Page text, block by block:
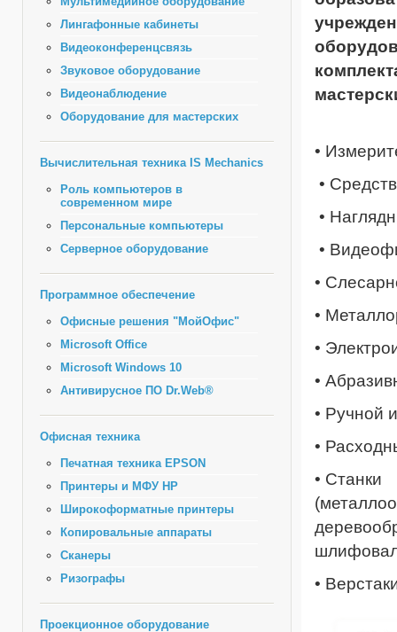
Лингафонные кабинеты
Видеоконференцсвязь
Звуковое оборудование
Видеонаблюдение
Оборудование для мастерских
Вычислительная техника IS Mechanics
Роль компьютеров в
современном мире
Персональные компьютеры
Серверное оборудование
Программное обеспечение
Офисные решения "МойОфис"
Microsoft Office
Microsoft Windows 10
Антивирусное ПО Dr.Web®
Офисная техника
Печатная техника EPSON
Принтеры и МФУ HP
Широкоформатные принтеры
Копировальные аппараты
Сканеры
Ризографы
Проекционное оборудование
•
•
•
•
•
•
•
•
• Ручной
•
• Станки
•